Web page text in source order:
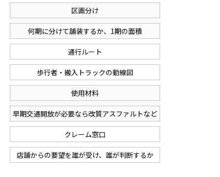
区画分け
何期に分けて舗装するか、1期の面積
通行ルート
歩行者・搬入トラックの動線図
使用材料
早期交通開放が必要なら改質アスファルトなど
クレーム窓口
店舗からの要望を誰が受け、誰が判断するか